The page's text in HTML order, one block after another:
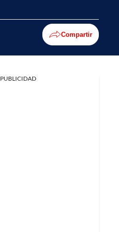
Compartir
PUBLICIDAD